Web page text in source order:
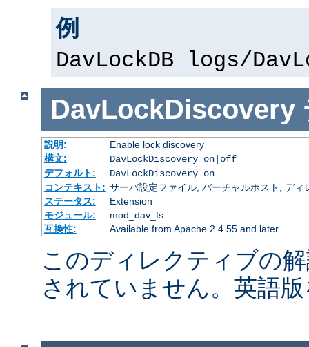
例
DavLockDB logs/
DavLockDiscovery
説明:
Enable lock discovery
構文:
DavLockDiscovery on|off
デフォルト:
DavLockDiscovery on
コンテキスト: サーバ設定ファイル, バーチャルホスト, ディ
ステータス:
Extension
モジュール:
mod_dav_fs
互換性:
Available from Apache 2.4.55 and later.
このディレクティブの
されていません。英語